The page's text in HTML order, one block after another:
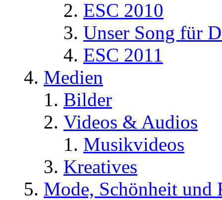
ESC 2010
Unser Song für
ESC 2011
Medien
Bilder
Videos & Audios
Musikvideos
Kreatives
Mode, Schönheit und